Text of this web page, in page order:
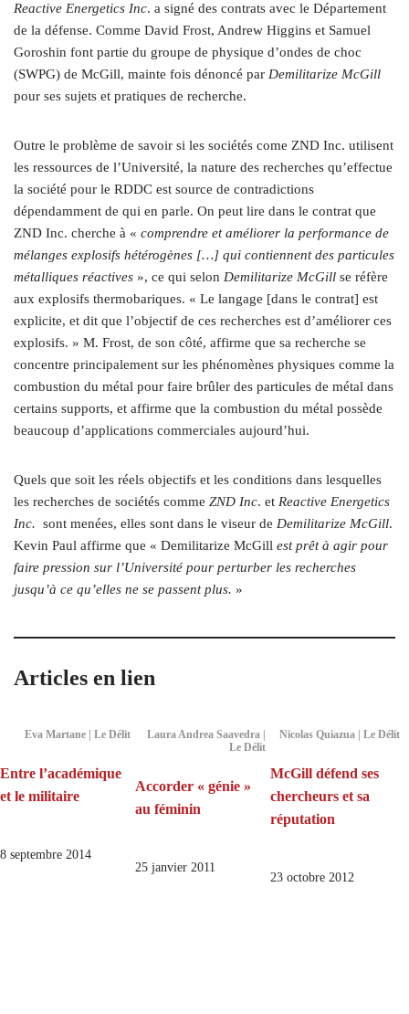
Reactive Energetics Inc. a signé des contrats avec le Département
de la défense. Comme David Frost, Andrew Higgins et Samuel
Goroshin font partie du groupe de physique d’ondes de choc
(SWPG) de McGill, mainte fois dénoncé par Demilitarize McGill
pour ses sujets et pratiques de recherche.
Outre le problème de savoir si les sociétés come ZND Inc. utilisent
les ressources de l’Université, la nature des recherches qu’effectue
la société pour le RDDC est source de contradictions
dépendamment de qui en parle. On peut lire dans le contrat que
ZND Inc. cherche à « comprendre et améliorer la performance de
mélanges explosifs hétérogènes […] qui contiennent des particules
métalliques réactives », ce qui selon Demilitarize McGill se réfère
aux explosifs thermobariques. « Le langage [dans le contrat] est
explicite, et dit que l’objectif de ces recherches est d’améliorer ces
explosifs. » M. Frost, de son côté, affirme que sa recherche se
concentre principalement sur les phénomènes physiques comme la
combustion du métal pour faire brûler des particules de métal dans
certains supports, et affirme que la combustion du métal possède
beaucoup d’applications commerciales aujourd’hui.
Quels que soit les réels objectifs et les conditions dans lesquelles
les recherches de sociétés comme ZND Inc. et Reactive Energetics
Inc. sont menées, elles sont dans le viseur de Demilitarize McGill.
Kevin Paul affirme que « Demilitarize McGill est prêt à agir pour
faire pression sur l’Université pour perturber les recherches
jusqu’à ce qu’elles ne se passent plus. »
Articles en lien
Eva Martane | Le Délit
Entre l’académique
et le militaire
8 septembre 2014
Laura Andrea Saavedra |
Le Délit
Accorder « génie »
au féminin
25 janvier 2011
Nicolas Quiazua | Le Délit
McGill défend ses
chercheurs et sa
réputation
23 octobre 2012